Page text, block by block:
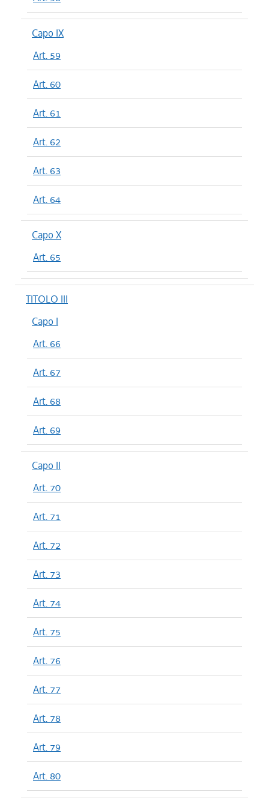
Capo IX
Art. 59
Art. 60
Art. 61
Art. 62
Art. 63
Art. 64
Capo X
Art. 65
TITOLO III
Capo I
Art. 66
Art. 67
Art. 68
Art. 69
Capo II
Art. 70
Art. 71
Art. 72
Art. 73
Art. 74
Art. 75
Art. 76
Art. 77
Art. 78
Art. 79
Art. 80